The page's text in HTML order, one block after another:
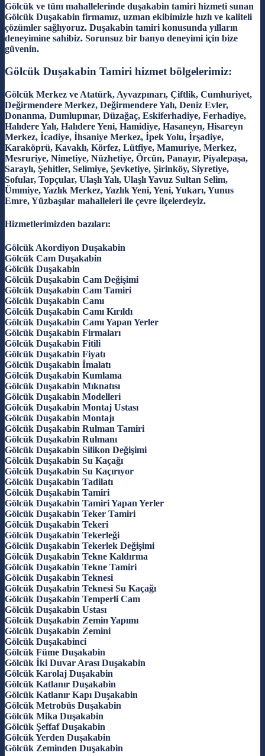
Gölcük ve tüm mahallelerinde duşakabin tamiri hizmeti sunan
Gölcük Duşakabin firmamız, uzman ekibimizle hızlı ve kaliteli
çözümler sağlıyoruz. Duşakabin tamiri konusunda yılların
deneyimine sahibiz. Sorunsuz bir banyo deneyimi için bize
güvenin.
Gölcük Duşakabin Tamiri hizmet bölgelerimiz:
Gölcük Merkez ve Atatürk, Ayvazpınarı, Çiftlik, Cumhuriyet,
Değirmendere Merkez, Değirmendere Yalı, Deniz Evler,
Donanma, Dumlupınar, Düzağaç, Eskiferhadiye, Ferhadiye,
Halıdere Yalı, Halıdere Yeni, Hamidiye, Hasaneyn, Hisareyn
Merkez, İcadiye, İhsaniye Merkez, İpek Yolu, İrşadiye,
Karaköprü, Kavaklı, Körfez, Lütfiye, Mamuriye, Merkez,
Mesruriye, Nimetiye, Nüzhetiye, Örcün, Panayır, Piyalepaşa,
Saraylı, Şehitler, Selimiye, Şevketiye, Şirinköy, Siyretiye,
Sofular, Topçular, Ulaşlı Yalı, Ulaşlı Yavuz Sultan Selim,
Ümmiye, Yazlık Merkez, Yazlık Yeni, Yeni, Yukarı, Yunus
Emre, Yüzbaşılar mahalleleri ile çevre ilçelerdeyiz.
Hizmetlerimizden bazıları:
Gölcük Akordiyon Duşakabin
Gölcük Cam Duşakabin
Gölcük Duşakabin
Gölcük Duşakabin Cam Değişimi
Gölcük Duşakabin Cam Tamiri
Gölcük Duşakabin Camı
Gölcük Duşakabin Camı Kırıldı
Gölcük Duşakabin Camı Yapan Yerler
Gölcük Duşakabin Firmaları
Gölcük Duşakabin Fitili
Gölcük Duşakabin Fiyatı
Gölcük Duşakabin İmalatı
Gölcük Duşakabin Kumlama
Gölcük Duşakabin Mıknatısı
Gölcük Duşakabin Modelleri
Gölcük Duşakabin Montaj Ustası
Gölcük Duşakabin Montajı
Gölcük Duşakabin Rulman Tamiri
Gölcük Duşakabin Rulmanı
Gölcük Duşakabin Silikon Değişimi
Gölcük Duşakabin Su Kaçağı
Gölcük Duşakabin Su Kaçırıyor
Gölcük Duşakabin Tadilatı
Gölcük Duşakabin Tamiri
Gölcük Duşakabin Tamiri Yapan Yerler
Gölcük Duşakabin Teker Tamiri
Gölcük Duşakabin Tekeri
Gölcük Duşakabin Tekerleği
Gölcük Duşakabin Tekerlek Değişimi
Gölcük Duşakabin Tekne Kaldırma
Gölcük Duşakabin Tekne Tamiri
Gölcük Duşakabin Teknesi
Gölcük Duşakabin Teknesi Su Kaçağı
Gölcük Duşakabin Temperli Cam
Gölcük Duşakabin Ustası
Gölcük Duşakabin Zemin Yapımı
Gölcük Duşakabin Zemini
Gölcük Duşakabinci
Gölcük Füme Duşakabin
Gölcük İki Duvar Arası Duşakabin
Gölcük Karolaj Duşakabin
Gölcük Katlanır Duşakabin
Gölcük Katlanır Kapı Duşakabin
Gölcük Metrobüs Duşakabin
Gölcük Mika Duşakabin
Gölcük Şeffaf Duşakabin
Gölcük Yerden Duşakabin
Gölcük Zeminden Duşakabin